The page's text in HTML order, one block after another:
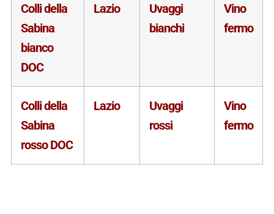
Colli della
Sabina
bianco
DOC
Lazio
Uvaggi
bianchi
Vino
fermo
Colli della
Sabina
rosso DOC
Lazio
Uvaggi
rossi
Vino
fermo